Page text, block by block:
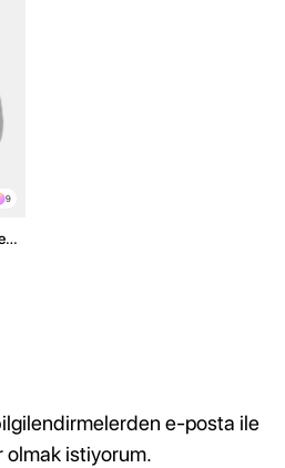
9
e-posta ile
olmak istiyorum.